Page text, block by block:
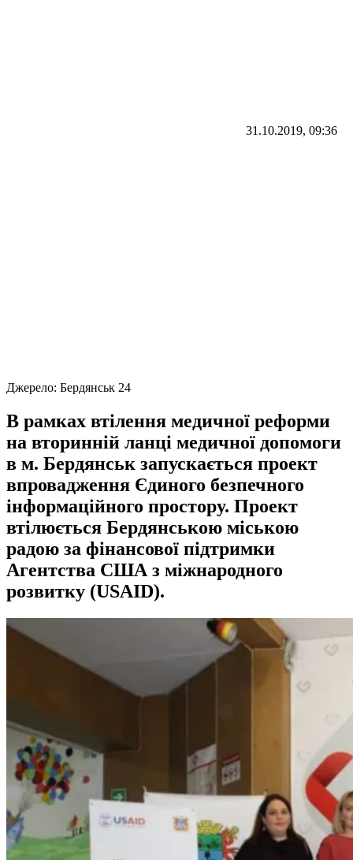
31.10.2019, 09:36
Джерело: Бердянськ 24
В рамках втілення медичної реформи
на вторинній ланці медичної допомоги
в м. Бердянськ запускається проект
впровадження Єдиного безпечного
інформаційного простору. Проект
втілюється Бердянською міською
радою за фінансової підтримки
Агентства США з міжнародного
розвитку (USAID).